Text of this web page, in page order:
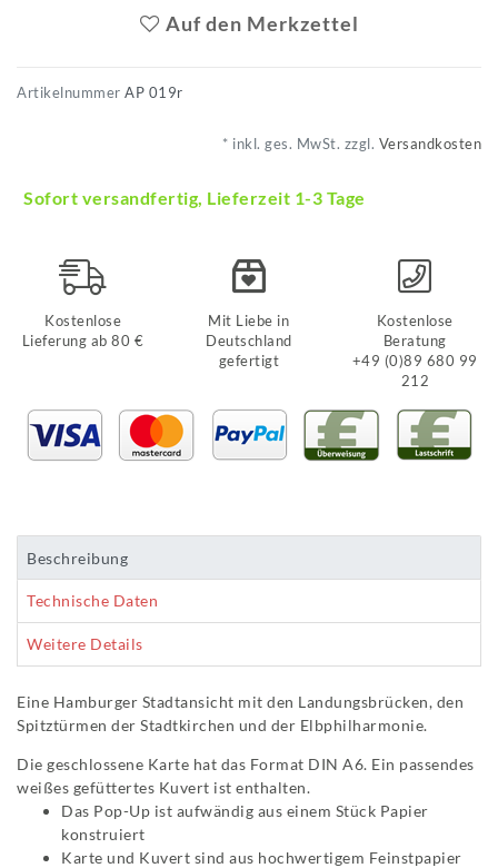
Auf den Merkzettel
Artikelnummer AP 019r
* inkl. ges. MwSt. zzgl. Versandkosten
Sofort versandfertig, Lieferzeit 1-3 Tage
Kostenlose
Lieferung ab 80 €
Mit Liebe in
Deutschland
gefertigt
Kostenlose
Beratung
+49 (0)89 680 99
212
Beschreibung
Technische Daten
Weitere Details
Eine Hamburger Stadtansicht mit den Landungsbrücken, den
Spitztürmen der Stadtkirchen und der Elbphilharmonie.
Die geschlossene Karte hat das Format DIN A6. Ein passendes
weißes gefüttertes Kuvert ist enthalten.
Das Pop-Up ist aufwändig aus einem Stück Papier
konstruiert
Karte und Kuvert sind aus hochwertigem Feinstpapier